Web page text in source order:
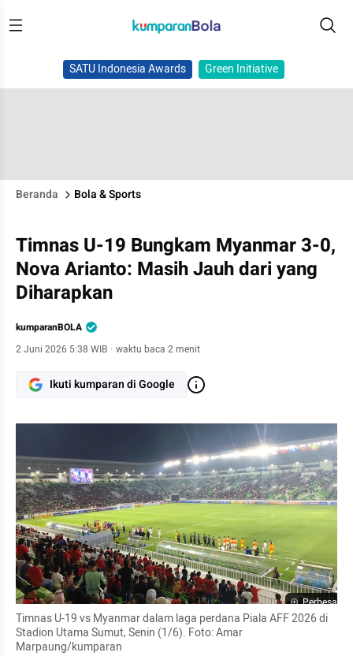
SATU Indonesia Awards Green Initiative
Beranda Bola & Sports
Timnas U-19 Bungkam Myanmar 3-0,
Nova Arianto: Masih Jauh dari yang
Diharapkan
kumparanBOLA
2 Juni 2026 5:38 WIB · waktu baca 2 menit
Ikuti kumparan di Google
Perbesar
Timnas U-19 vs Myanmar dalam laga perdana Piala AFF 2026 di
Stadion Utama Sumut, Senin (1/6). Foto: Amar
Marpaung/kumparan